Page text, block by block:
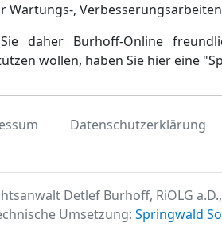
Wartungs-,
daher Burhoff-Online
wollen, haben Sie hier eine
Datenschutzerklärung
Detlef Burhoff, RiOLG
Umsetzung: Springwald